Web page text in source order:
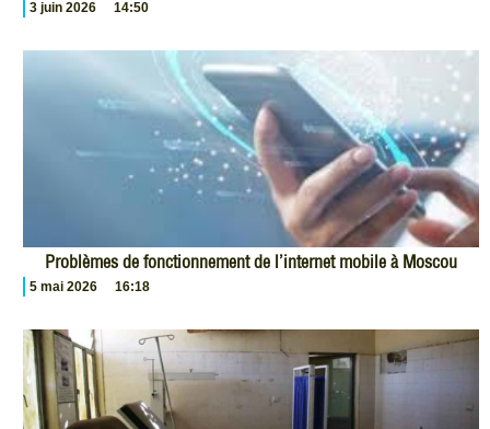
3 juin 2026 14:50
Problèmes de fonctionnement de l’internet mobile à Moscou
5 mai 2026 16:18